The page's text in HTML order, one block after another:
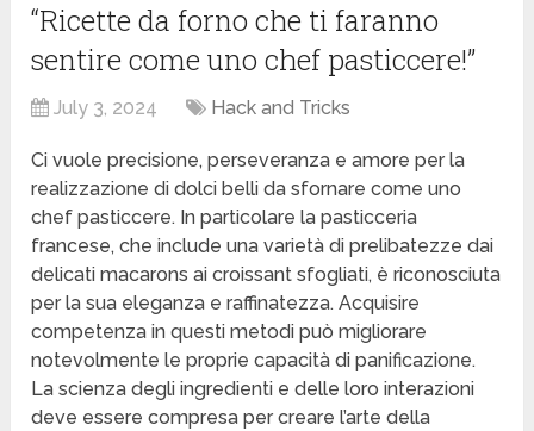
“Ricette da forno che ti faranno
sentire come uno chef pasticcere!”
July 3, 2024 Hack and Tricks
Ci vuole precisione, perseveranza e amore per la
realizzazione di dolci belli da sfornare come uno
chef pasticcere. In particolare la pasticceria
francese, che include una varietà di prelibatezze dai
delicati macarons ai croissant sfogliati, è riconosciuta
per la sua eleganza e raffinatezza. Acquisire
competenza in questi metodi può migliorare
notevolmente le proprie capacità di panificazione.
La scienza degli ingredienti e delle loro interazioni
deve essere compresa per creare l’arte della